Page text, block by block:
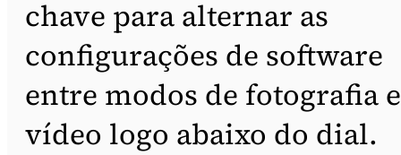
chave para alternar as
configurações de software
entre modos de fotografia e
vídeo logo abaixo do dial.